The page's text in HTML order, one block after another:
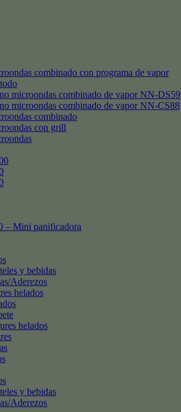
combinado con programa de vapor
microondas combinado de vapor NN-DS59
microondas combinado de vapor NN-CS88
combinado
con grill
– Mini panificadora
y bebidas
Aderezos
helados
helados
y bebidas
Aderezos